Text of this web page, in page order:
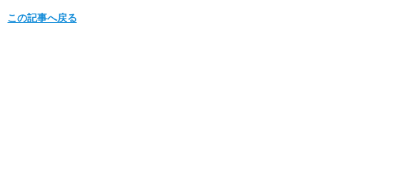
この記事へ戻る